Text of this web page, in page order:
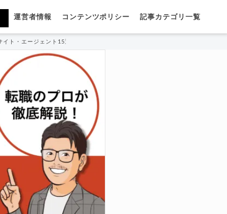
運営者情報 コンテンツポリシー 記事カテゴリ一覧
ト・エージェント15選！選び方のコツも伝授